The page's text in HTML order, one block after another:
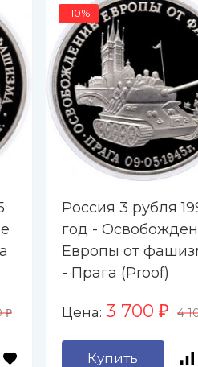
₽
-10%
Россия 3 рубля
год -
Европы от
- Прага (Proof)
Цена: 3 700 ₽ 4
Купить